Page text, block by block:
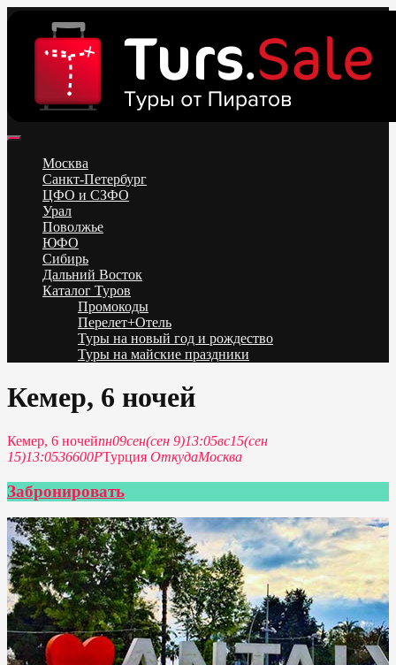
content
Низкие цены на путевки 3-7-10 ночей все включено, отдых на
море. Распродажа экскурсионных и горнолыжных туров.
Обновление каждый день. Официальный сайт Тур Сейл
Москва
Санкт-Петербург
ЦФО и СЗФО
Урал
Поволжье
ЮФО
Сибирь
Дальний Восток
Каталог Туров
Промокоды
Перелет+Отель
Туры на новый год и рождество
Туры на майские праздники
Кемер, 6 ночей
Кемер, 6 ночейпн09сен(сен 9)13:05вс15(сен
15)13:0536600РТурция ОткудаМосква
Забронировать